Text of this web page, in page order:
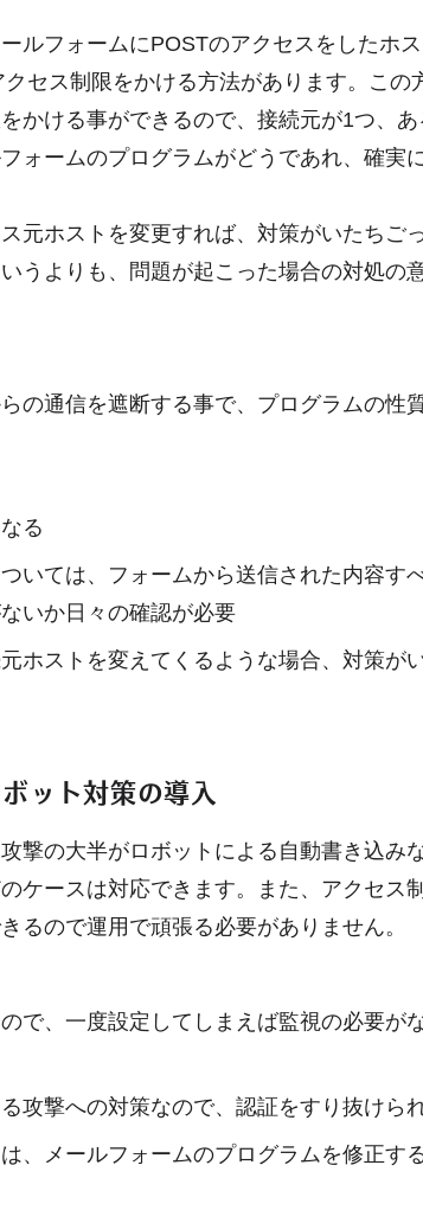
ルフォームにPOSTのアクセスをしたホ
クセス制限をかける方法があります。この
かける事ができるので、接続元が1つ、
ォームのプログラムがどうであれ、確実
元ホストを変更すれば、対策がいたちご
うよりも、問題が起こった場合の対処の
の通信を遮断する事で、プログラムの性
る
いては、フォームから送信された内容す
いか日々の確認が必要
ホストを変えてくるような場合、対策が
ット対策の導入
撃の大半がロボットによる自動書き込み
ケースは対応できます。また、アクセス
るので運用で頑張る必要がありません。
で、一度設定してしまえば監視の必要が
攻撃への対策なので、認証をすり抜けら
、メールフォームのプログラムを修正す